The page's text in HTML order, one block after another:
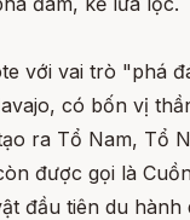
với vai trò "phá
có bốn vị
ra Tổ Nam, Tổ
được gọi là
đầu tiên du